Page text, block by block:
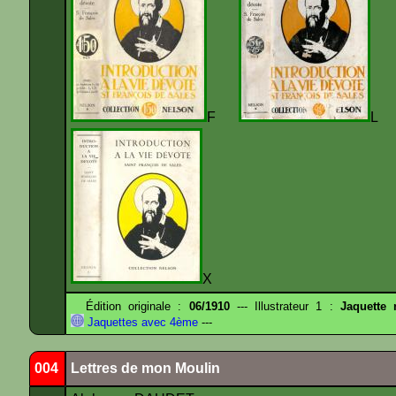
F
X
Édition originale : 06/1910--- Illustrateur 1 :Jaquette
Jaquettes avec 4ème ---
004 Lettres de mon Moulin